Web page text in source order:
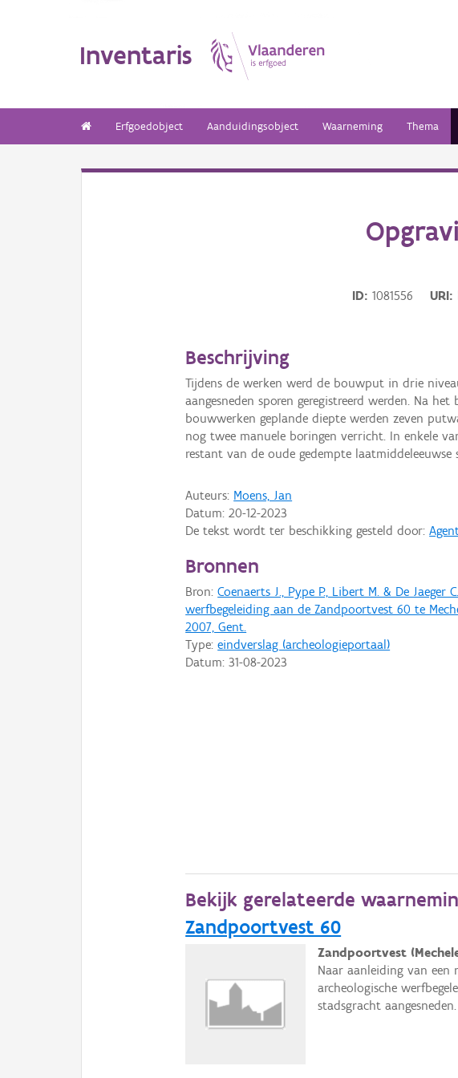
Inventaris
Erfgoedobject Aanduidingsobject Waarneming Thema
ID
1081556 URI
Beschrijving
Tijdens de werken werd de bouwput in drie
aangesneden sporen geregistreerd werden. Na
bouwwerken geplande diepte werden zeven
nog twee manuele boringen verricht. In enkele
restant van de oude gedempte
Auteurs: Moens, Jan
Datum:20-12-2023
De tekst wordt ter beschikking gesteld door:
Bronnen
Bron:Coenaerts J., Pype P., Libert M. & De Jaeger
werfbegeleiding aan de Zandpoortvest 60 te
2007, Gent.
Type:eindverslag (archeologieportaal)
Datum:31-08-2023
Bekijk gerelateerde
Zandpoortvest 60
Zandpoortvest
Naar aanleiding van een
archeologische
stadsgracht aangesneden.